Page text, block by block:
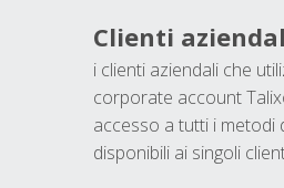
Clienti
i clienti aziendali che
corporate account
accesso a tutti i metodi
disponibili ai singoli